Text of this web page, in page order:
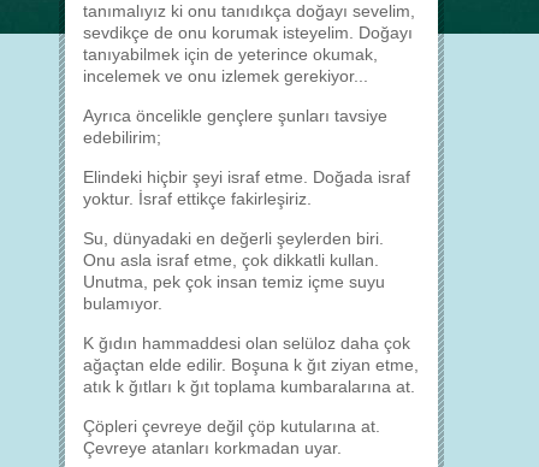
tanımalıyız ki onu tanıdıkça doğayı sevelim,
sevdikçe de onu korumak isteyelim. Doğayı
tanıyabilmek için de yeterince okumak,
incelemek ve onu izlemek gerekiyor...
Ayrıca öncelikle gençlere şunları tavsiye
edebilirim;
Elindeki hiçbir şeyi israf etme. Doğada israf
yoktur. İsraf ettikçe fakirleşiriz.
Su, dünyadaki en değerli şeylerden biri.
Onu asla israf etme, çok dikkatli kullan.
Unutma, pek çok insan temiz içme suyu
bulamıyor.
K ğıdın hammaddesi olan selüloz daha çok
ağaçtan elde edilir. Boşuna k ğıt ziyan etme,
atık k ğıtları k ğıt toplama kumbaralarına at.
Çöpleri çevreye değil çöp kutularına at.
Çevreye atanları korkmadan uyar.